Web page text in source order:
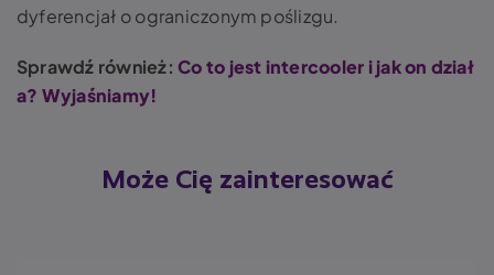
dyferencjał o ograniczonym poślizgu.
Sprawdź również: Co to jest intercooler i jak on dział
a? Wyjaśniamy!
Może Cię zainteresować